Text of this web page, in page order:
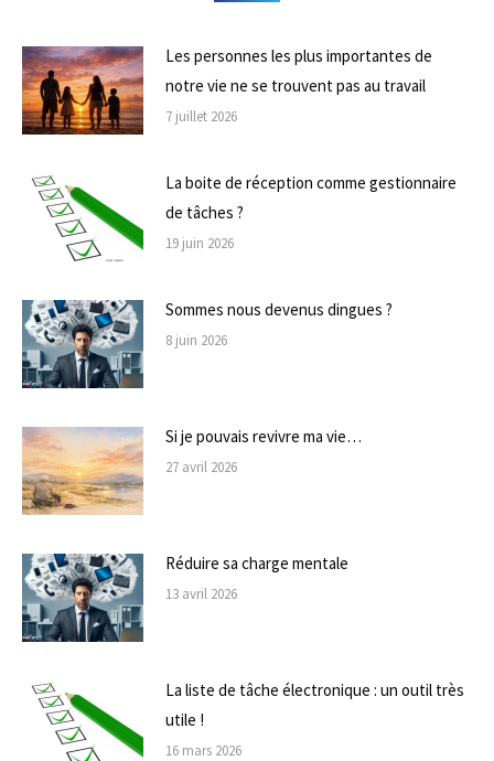
Les personnes les plus importantes de
notre vie ne se trouvent pas au travail
7 juillet 2026
La boite de réception comme gestionnaire
de tâches ?
19 juin 2026
Sommes nous devenus dingues ?
8 juin 2026
Si je pouvais revivre ma vie…
27 avril 2026
Réduire sa charge mentale
13 avril 2026
La liste de tâche électronique : un outil très
utile !
16 mars 2026